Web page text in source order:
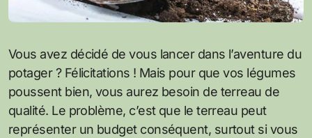
Vous avez décidé de vous lancer dans l’aventure du
potager ? Félicitations ! Mais pour que vos légumes
poussent bien, vous aurez besoin de terreau de
qualité. Le problème, c’est que le terreau peut
représenter un budget conséquent, surtout si vous